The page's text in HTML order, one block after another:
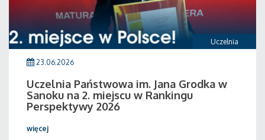
Uczelnia
23.06.2026
Uczelnia Państwowa im. Jana Grodka w
Sanoku na 2. miejscu w Rankingu
Perspektywy 2026
więcej